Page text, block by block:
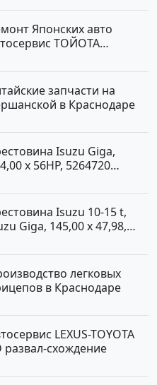
Японских авто
ТОЙОТА
запчасти на
в Краснодаре
Isuzu Giga,
x 56HP, 5264720
Isuzu 10-15 t,
Giga, 145,00 x 47,98,
легковых
в Краснодаре
LEXUS-TOYOTA
развал-схождение